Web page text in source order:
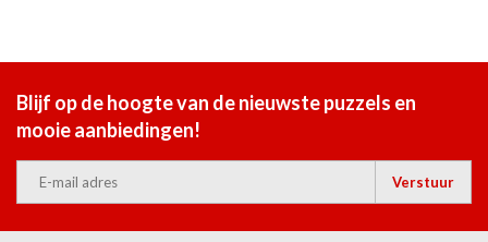
wereldtop was, blijkt V-cube een mooi
alternatief te zijn! Dankzij de innovatieve
constructie gaan ze veel verder dan de
traditionele 3x3 kubus.
Flat of Pillow
Blijf op de hoogte van de nieuwste puzzels en
mooie aanbiedingen!
Verstuur